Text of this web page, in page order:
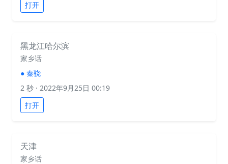
打开
黑龙江哈尔滨
家乡话
● 秦骁
2 秒 · 2022年9月25日 00:19
打开
天津
家乡话